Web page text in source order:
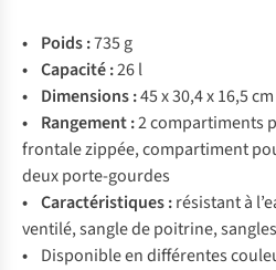
• Poids:735 g
• Capacité:26 l
• Dimensions:45 x 30,4 x 16,5 cm
• Rangement:2compartiments
frontalezippée,compartimentp
deuxporte-gourdes
• Caractéristiques:résistantà l’
ventilé,sangledepoitrine,sangles
• Disponibleendifférentesco